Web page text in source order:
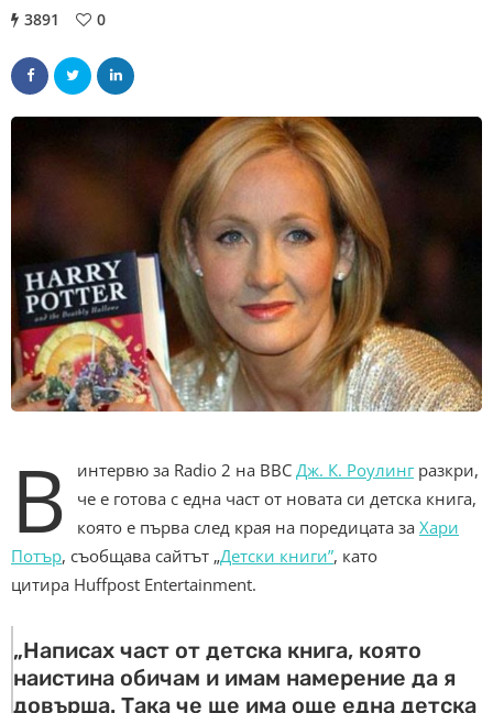
3891 0
В интервю за Radio 2 на BBC Дж. К. Роулингразкри,
че е готова с една част от новата си детска книга,
която е първа след края на поредицата за Хари
Потър, съобщава сайтът „Детски книги”, като
цитира Huffpost Entertainment.
„Написах част от детска книга, която
наистина обичам и имам намерение да я
довърша. Така че ще има още една детска